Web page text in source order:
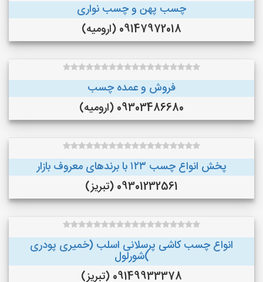
چسب پهن و چسب نواری
09147972018 (ارومیه)
فروش و عمده چسب
09303486680 (ارومیه)
پخش انواع چسب ۱۲۳ با برندهای معروف بازار
09301232561 (تبریز)
انواع چسب کاشی پرسلانی اسلب (خمیری پودری
)شورلول
09149933378 (تبریز)